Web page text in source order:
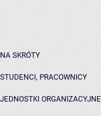
NA SKRÓTY
STUDENCI, PRACOWNICY
JEDNOSTKI ORGANIZACYJNE